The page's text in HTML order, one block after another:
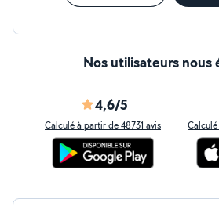
Nos utilisateurs nous
4,6/5
Calculé à partir de 48731 avis